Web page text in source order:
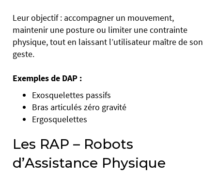
Leur objectif : accompagner un mouvement,
maintenir une posture ou limiter une contrainte
physique, tout en laissant l’utilisateur maître de son
geste.
Exemples de DAP :
Exosquelettes passifs
Bras articulés zéro gravité
Ergosquelettes
Les RAP – Robots
d’Assistance Physique